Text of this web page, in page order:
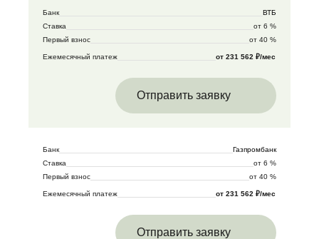
Банк
ВТБ
Ставка
от 6 %
Первый взнос
от 40 %
Ежемесячный платеж от 231 562 ₽/мес
Отправить заявку
Банк
Газпромбанк
Ставка
от 6 %
Первый взнос
от 40 %
Ежемесячный платеж от 231 562 ₽/мес
Отправить заявку